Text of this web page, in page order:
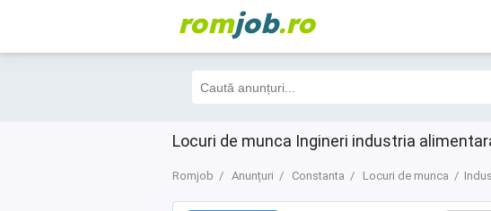
romjob.ro
Locuri de munca Ingineri industria
Romjob Anunțuri Constanta Locuri de munca
Filtre 3 Toate
16